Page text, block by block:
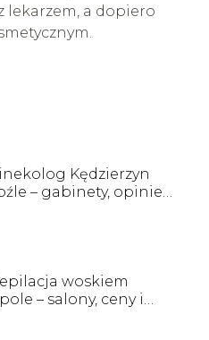
a dopiero
Kędzierzyn
– gabinety, opinie,
woskiem
– salony, ceny i